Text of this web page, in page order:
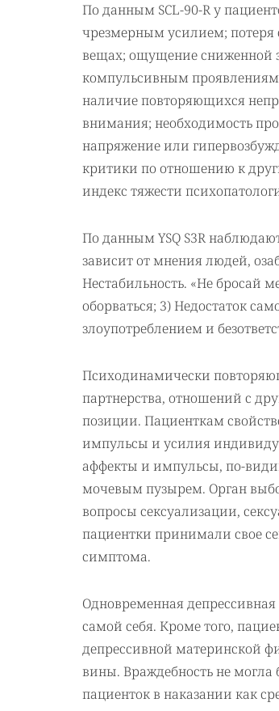
По данным SCL-90-R у
чрезмерным усилием; потеря
вещах; ощущение сниженной
компульсивным проявлениям
наличие повторяющихся
внимания; необходимость
напряжение или
критики по отношению к
индекс тяжести
По данным YSQ S3R
зависит от мнения людей,
Нестабильность. «Не бросай
оборваться; 3) Недостаток
злоупотреблением и
Психодинамически
партнерства, отношений с
позиции. Пациенткам
импульсы и усилия
аффекты и импульсы, по-
мочевым пузырем. Орган
вопросы сексуализации,
пациентки принимали свое
симптома.
Одновременная
самой себя. Кроме того,
депрессивной материнской
вины. Враждебность не могла
пациенток в наказании как